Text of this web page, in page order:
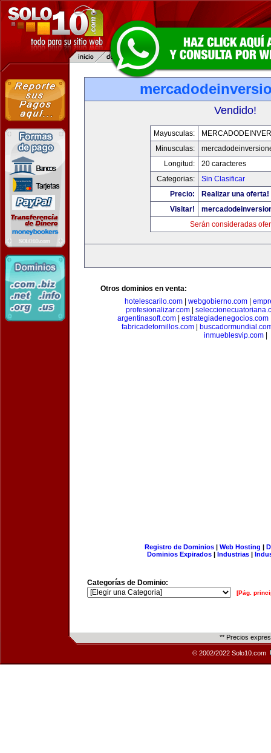
Vendido!
Mayusculas:
Minusculas:
Longitud:
20 caracteres
Categorias:
Sin Clasificar
Precio:
Realizar una oferta!
Visitar!
Serán consideradas
Otros dominios en venta:
hotelescarilo.com
webgobierno.com
profesionalizar.com|
argentinasoft.com| estrategiadenegocios.com
fabricadetornillos.com
inmueblesvip.com|
Registro de Dominios| Web Hosting |
Dominios Expirados | Industrias |
Categorías de Dominio:
[Pág.
** Precios
© 2002/2022 Solo10.com